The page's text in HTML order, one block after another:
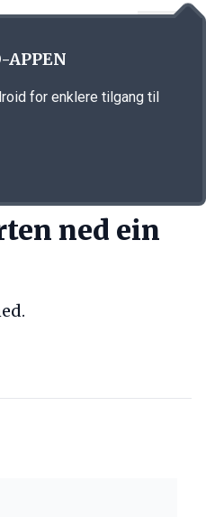
ned ein
APPEN
for enklere tilgang til